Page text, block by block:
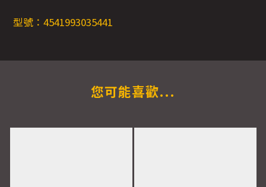
型號：4541993035441
您可能喜歡...